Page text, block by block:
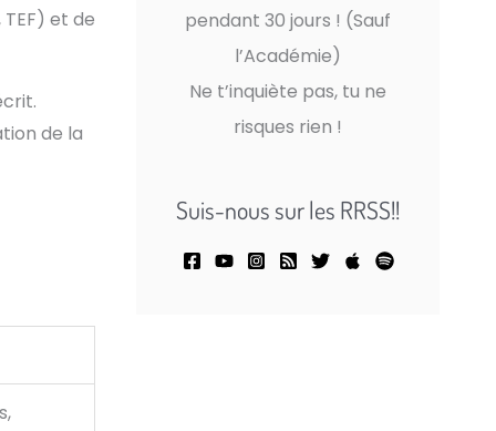
TEF) et de
de la
pendant 30 jours ! (Sauf
l’Académie)
Ne t’inquiète pas, tu ne
risques rien !
Suis-nous sur les RRSS!!